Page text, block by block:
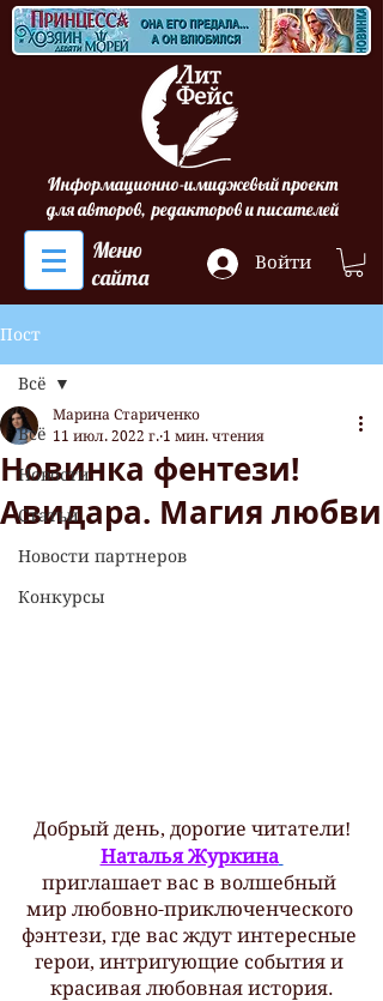
Информационно-имиджевый проект
для авторов, редакторов и писателей
Меню
сайта
Войти
Пост
Всё
Новости
Статьи
Новости партнеров
Конкурсы
Всё
Новинка фентези!
Авидара. Магия любви
Марина Стариченко
11 июл. 2022 г. 1 мин. чтения
Добрый день, дорогие читатели!
Наталья Журкина
приглашает вас в волшебный
мир любовно-приключенческого
фэнтези, где вас ждут интересные
герои, интригующие события и
красивая любовная история.